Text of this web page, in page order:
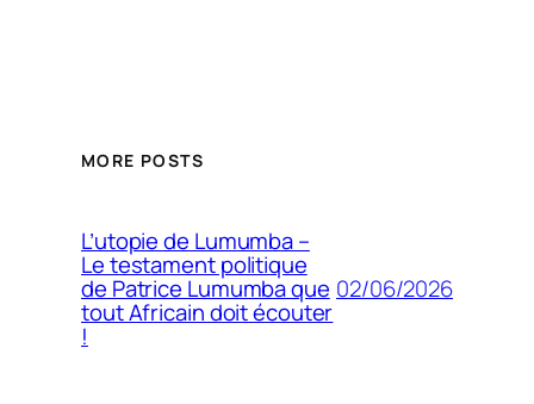
MORE POSTS
L’utopie de Lumumba –
Le testament politique
de Patrice Lumumba que
tout Africain doit écouter
!
02/06/2026